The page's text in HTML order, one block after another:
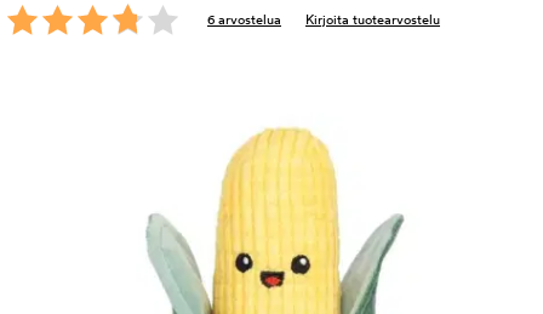
6 arvostelua Kirjoita tuotearvostelu